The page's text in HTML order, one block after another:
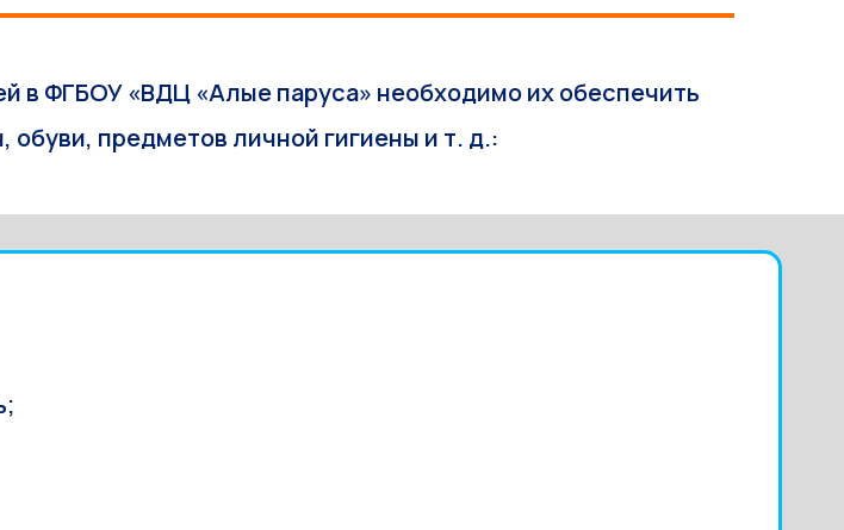
в ФГБОУ «ВДЦ «Алые паруса» необходимо их обеспечить
предметов личной гигиены и т. д.: